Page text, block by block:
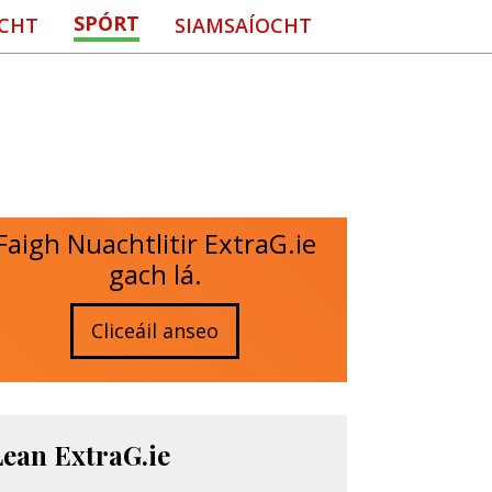
SPÓRT SIAMSAÍOCHT
Nuachtlitir ExtraG.ie
gach lá.
Cliceáil anseo
ExtraG.ie